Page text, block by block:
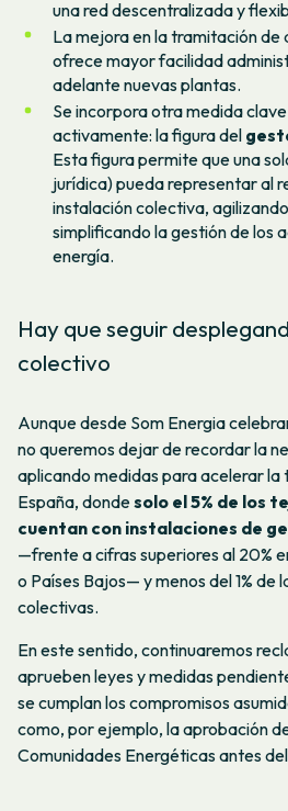
una red descentralizada y
La mejora en la tramitación
ofrece mayor facilidad
adelante nuevas plantas.
Se incorpora otra medida
activamente: la figura del
Esta figura permite que una
jurídica) pueda representar al
instalación colectiva,
simplificando la gestión de los
energía.
Hay que seguir
colectivo
Aunque desde Som Energia
no queremos dejar de recordar la
aplicando medidas para acelerar la
España, dondesolo el 5% de los
cuentan con instalaciones de
—frente a cifras superiores al 20%
o Países Bajos— y menos del 1% de
colectivas.
En este sentido, continuaremos
aprueben leyes y medidas
se cumplan los compromisos
como, por ejemplo, la aprobación
Comunidades Energéticas antes